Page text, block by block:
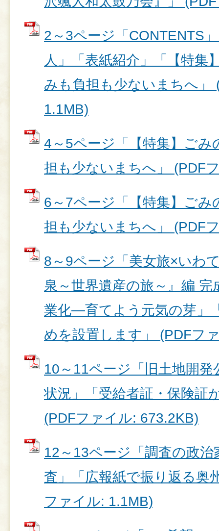
2～3ページ「CONTENTS
人」「表紙紹介」「【特
みも負担も少ないまちへ」
1.1MB)
4～5ページ「【特集】ご
担も少ないまちへ」 (PDF
6～7ページ「【特集】ご
担も少ないまちへ」 (PDF
8～9ページ「美女旅×いわ
泉～世界遺産の旅～』編 完
業化―育てよう元気の芽」
めを設置します」 (PDFフ
10～11ページ「旧土地開発
状況」「受給者証・保険証
(PDFファイル: 673.2KB)
12～13ページ「調査の政治
査」「広報紙で振り返る奥
ファイル: 1.1MB)